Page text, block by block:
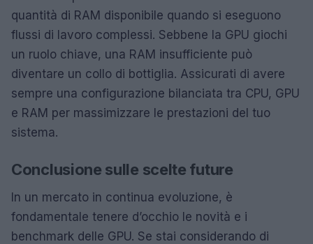
quantità di RAM disponibile quando si eseguono
flussi di lavoro complessi. Sebbene la GPU giochi
un ruolo chiave, una RAM insufficiente può
diventare un collo di bottiglia. Assicurati di avere
sempre una configurazione bilanciata tra CPU, GPU
e RAM per massimizzare le prestazioni del tuo
sistema.
Conclusione sulle scelte future
In un mercato in continua evoluzione, è
fondamentale tenere d’occhio le novità e i
benchmark delle GPU. Se stai considerando di